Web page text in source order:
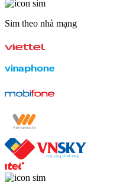
Sim theo nhà mạng